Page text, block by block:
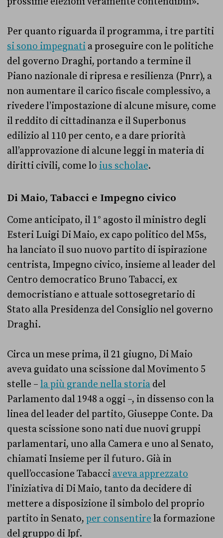
Per quanto riguarda il programma, i tre partiti
si sono impegnati a proseguire con le politiche
del governo Draghi, portando a termine il
Piano nazionale di ripresa e resilienza (Pnrr), a
non aumentare il carico fiscale complessivo, a
rivedere l’impostazione di alcune misure, come
il reddito di cittadinanza e il Superbonus
edilizio al 110 per cento, e a dare priorità
all’approvazione di alcune leggi in materia di
diritti civili, come lo ius scholae.
Di Maio, Tabacci e Impegno civico
Come anticipato, il 1° agosto il ministro degli
Esteri Luigi Di Maio, ex capo politico del M5s,
ha lanciato il suo nuovo partito di ispirazione
centrista, Impegno civico, insieme al leader del
Centro democratico Bruno Tabacci, ex
democristiano e attuale sottosegretario di
Stato alla Presidenza del Consiglio nel governo
Draghi.
Circa un mese prima, il 21 giugno, Di Maio
aveva guidato una scissione dal Movimento 5
stelle – la più grande nella storia del
Parlamento dal 1948 a oggi –, in dissenso con la
linea del leader del partito, Giuseppe Conte. Da
questa scissione sono nati due nuovi gruppi
parlamentari, uno alla Camera e uno al Senato,
chiamati Insieme per il futuro. Già in
quell’occasione Tabacci aveva apprezzato
l’iniziativa di Di Maio, tanto da decidere di
mettere a disposizione il simbolo del proprio
partito in Senato, per consentire la formazione
del gruppo di Ipf.